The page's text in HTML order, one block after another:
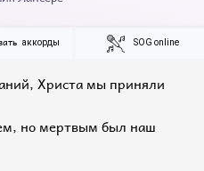
аккорды SOG online
Христа мы приняли
но мертвым был наш